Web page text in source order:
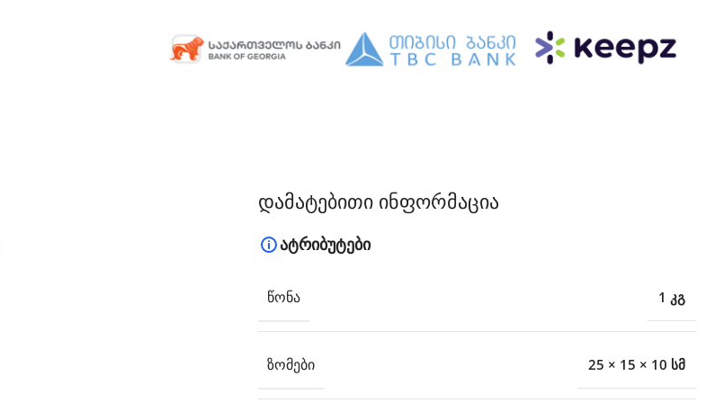
დამატებითი ინფორმაცია
ატრიბუტები
ᲬᲝᲜᲐ 1 კგ
ᲖᲝᲛᲔᲑᲘ 25 × 15 × 10 სმ